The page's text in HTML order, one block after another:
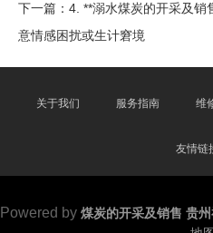
下一篇： 4. **溺水煤炭的开采及销
意情感困扰或生计窘境
关于我们 服务指南 维
友情链
Powered by 煤炭的开采及销售 贵